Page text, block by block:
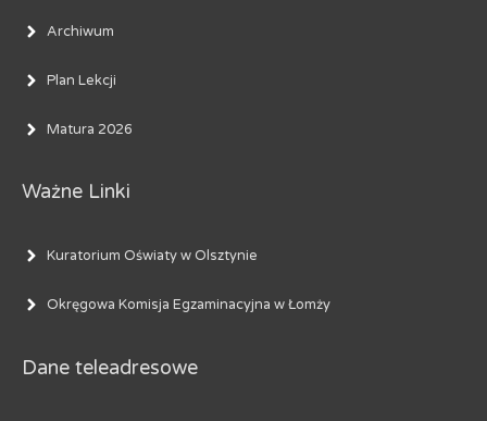
Archiwum
Plan Lekcji
Matura 2026
Ważne Linki
Kuratorium Oświaty w Olsztynie
Okręgowa Komisja Egzaminacyjna w Łomży
Dane teleadresowe